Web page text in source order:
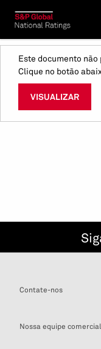
Este documento não
Clique no botão
VISUALIZAR
Contate-nos
Nossa equipe comercial